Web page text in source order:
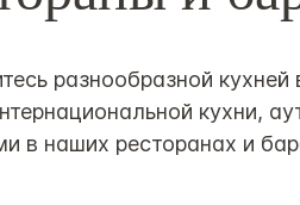
разнообразной
кухни,
в наших ресторанах и